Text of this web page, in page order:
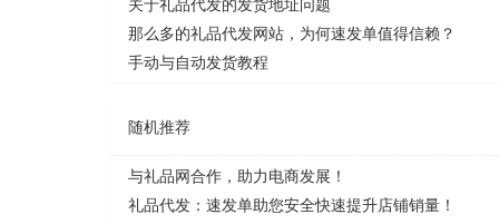
关于礼品代发的发货地址问题
那么多的礼品代发网站，为何速发单值得信赖？
手动与自动发货教程
随机推荐
与礼品网合作，助力电商发展！
礼品代发：速发单助您安全快速提升店铺销量！